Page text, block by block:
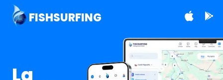
FISHSURFING